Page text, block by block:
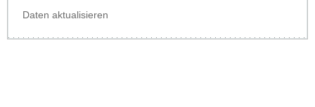
Daten aktualisieren